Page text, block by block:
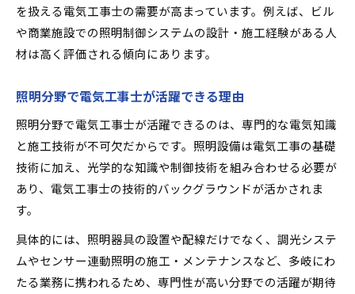
将来性ある電気工事求人の見極め方
転職市場で電気工事求人が選ばれる理由
専門性を活かす照明分野で安定収入を目指す
照明分野の電気工事求人で安定収入を得る方法
照明技術を生かした高収入求人の選び方
未経験から照明分野で安定収入を目指すステッ
プ
無資格から始める電気工事の転職成功ヒント
電気工事求人で無資格から挑戦できる理由
照明分野で未経験者に求められる資質とは
を扱える電気工事士の需要が高まっています。例えば、ビル
や商業施設での照明制御システムの設計・施工経験がある人
材は高く評価される傾向にあります。
照明分野で電気工事士が活躍できる理由
照明分野で電気工事士が活躍できるのは、専門的な電気知識
と施工技術が不可欠だからです。照明設備は電気工事の基礎
技術に加え、光学的な知識や制御技術を組み合わせる必要が
あり、電気工事士の技術的バックグラウンドが活かされま
す。
具体的には、照明器具の設置や配線だけでなく、調光システ
ムやセンサー連動照明の施工・メンテナンスなど、多岐にわ
たる業務に携われるため、専門性が高い分野での活躍が期待